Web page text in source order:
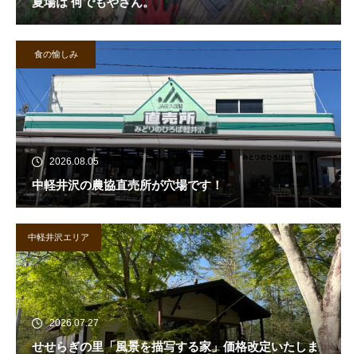
食の愉しみ
2026.08.05
中軽井沢の農協直売所が穴場です！
中軽井沢エリア
2026.07.27
せせらぎの里「風景を描写する家」価格改定いたしま